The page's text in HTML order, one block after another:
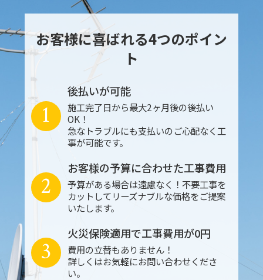
お客様に喜ばれる4つのポイン
ト
後払いが可能
施工完了日から最大2ヶ月後の後払い
OK！
急なトラブルにも支払いのご心配なく工
事が可能です。
1
お客様の予算に合わせた工事費用
予算がある場合は遠慮なく！不要工事を
カットしてリーズナブルな価格をご提案
いたします。
2
火災保険適用で工事費用が0円
費用の立替もありません！
詳しくはお気軽にお問い合わせくださ
い。
3